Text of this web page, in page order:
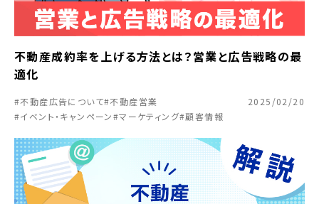
不動産成約率を上げる方法とは？営業と広告戦略の最
適化
#不動産広告について#不動産営業
#イベント・キャンペーン#マーケティング#顧客情報
2025/02/20